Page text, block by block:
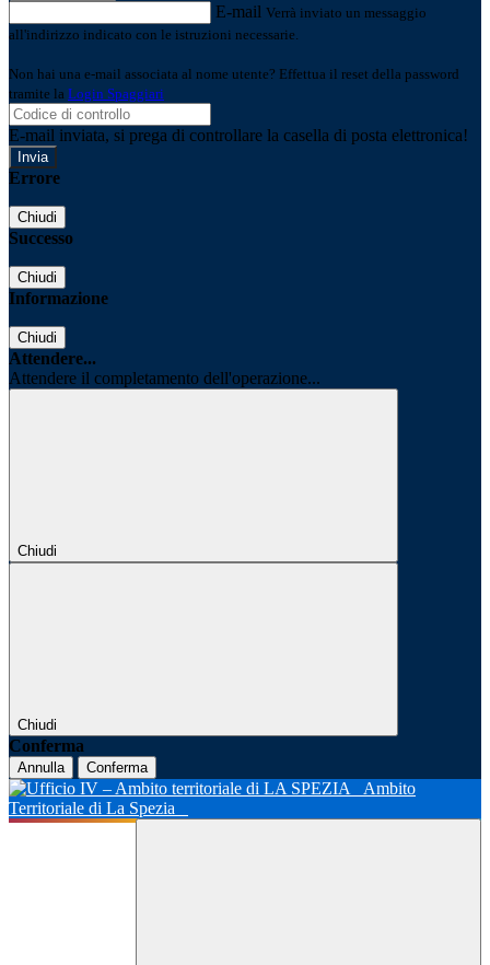
E-mail Verrà inviato un messaggio
all'indirizzo indicato con le istruzioni necessarie.
Non hai una e-mail associata al nome utente? Effettua il reset della password
tramite la Login Spaggiari
E-mail inviata, si prega di controllare la casella di posta elettronica!
Errore
Chiudi
Successo
Chiudi
Informazione
Chiudi
Attendere...
Attendere il completamento dell'operazione...
Chiudi
Chiudi
Conferma
Annulla Conferma
Ambito
Territoriale di La Spezia